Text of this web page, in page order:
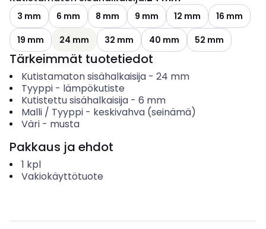
3 mm 6 mm 8 mm 9 mm 12 mm
16 mm
19 mm
24 mm 32 mm 40 mm 52 mm
Tärkeimmät tuotetiedot
Kutistamaton sisähalkaisija- 24 mm
Tyyppi- lämpökutiste
Kutistettu sisähalkaisija- 6 mm
Malli / Tyyppi- keskivahva (seinämä)
Väri- musta
Pakkaus ja ehdot
1 kpl
Vakiokäyttötuote